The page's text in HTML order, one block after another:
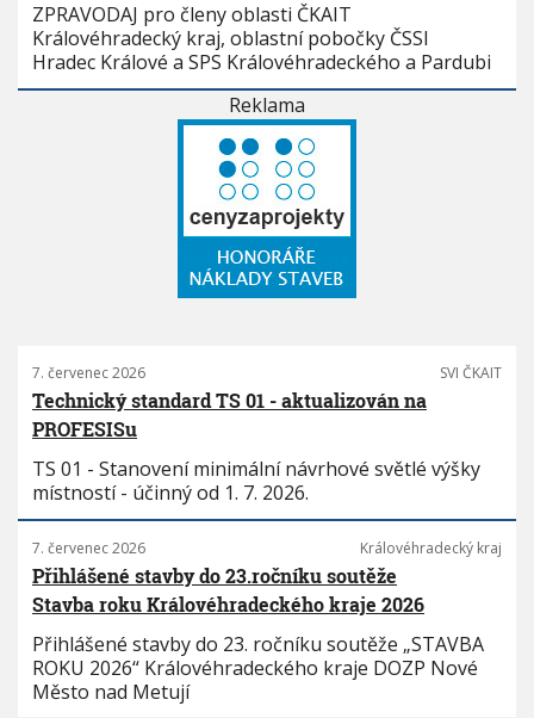
ZPRAVODAJ pro členy oblasti ČKAIT
Královéhradecký kraj, oblastní pobočky ČSSI
Hradec Králové a SPS Královéhradeckého a Pardubi
Reklama
7. červenec 2026 SVI ČKAIT
Technický standard TS 01 - aktualizován na
PROFESISu
TS 01 - Stanovení minimální návrhové světlé výšky
místností - účinný od 1. 7. 2026.
7. červenec 2026 Královéhradecký kraj
Přihlášené stavby do 23.ročníku soutěže
Stavba roku Královéhradeckého kraje 2026
Přihlášené stavby do 23. ročníku soutěže „STAVBA
ROKU 2026“ Královéhradeckého kraje DOZP Nové
Město nad Metují